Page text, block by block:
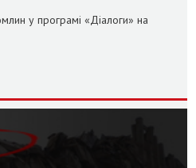
у програмі «Діалоги» на